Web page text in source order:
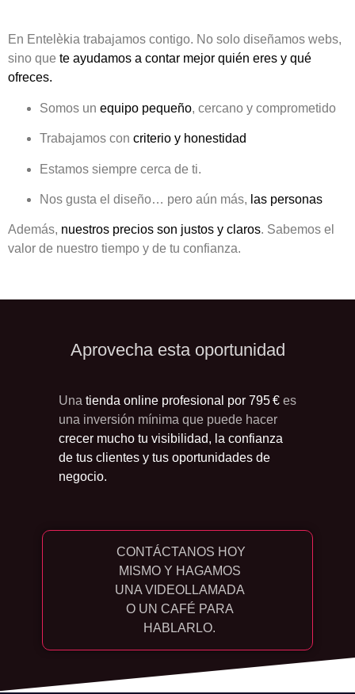
En Entelèkia trabajamos contigo. No solo diseñamos webs,
sino que te ayudamos a contar mejor quién eres y qué
ofreces.
Somos un equipo pequeño, cercano y comprometido
Trabajamos con criterio y honestidad
Estamos siempre cerca de ti.
Nos gusta el diseño… pero aún más, las personas
Además, nuestros precios son justos y claros. Sabemos el
valor de nuestro tiempo y de tu confianza.
Aprovecha esta oportunidad
Una tienda online profesional por 795 € es
una inversión mínima que puede hacer
crecer mucho tu visibilidad, la confianza
de tus clientes y tus oportunidades de
negocio.
CONTÁCTANOS HOY
MISMO Y HAGAMOS
UNA VIDEOLLAMADA
O UN CAFÉ PARA
HABLARLO.